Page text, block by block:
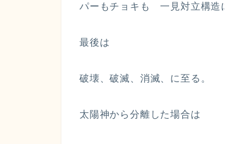
パーもチョキも 一見対立構造
最後は
破壊、破滅、消滅、に至る。
太陽神から分離した場合は